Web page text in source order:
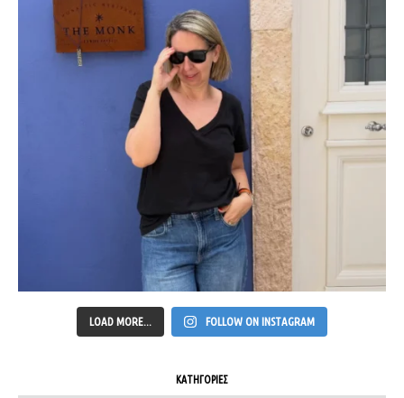
LOAD MORE... FOLLOW ON INSTAGRAM
ΚΑΤΗΓΟΡΙΕΣ